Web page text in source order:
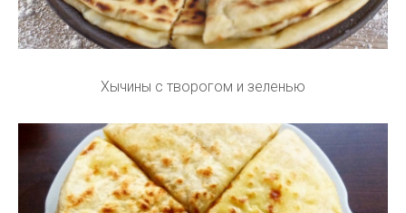
Хычины с творогом и зеленью